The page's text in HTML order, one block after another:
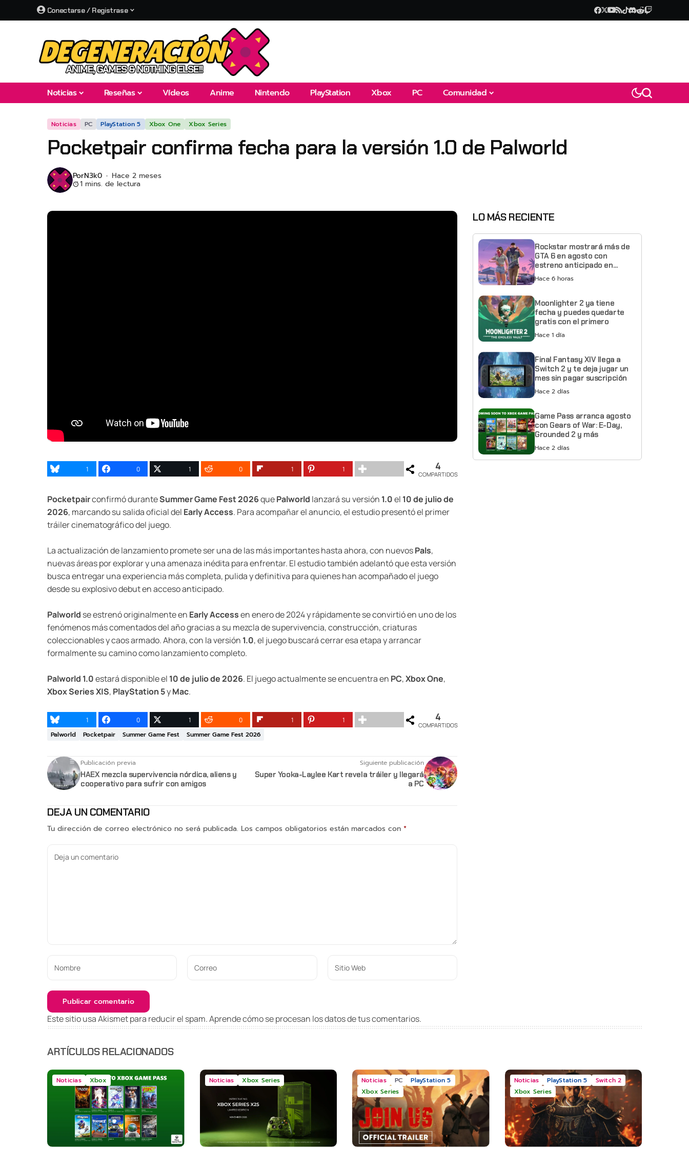
Conectarse / Registrase
Noticias Reseñas Vídeos Anime Nintendo PlayStation Xbox PC Comunidad
Noticias PC PlayStation 5 Xbox One Xbox Series
Pocketpair confirma fecha para la versión 1.0 de Palworld
PorN3k0 Hace 2 meses
1 mins. de lectura
1 0 1 0 1 1 4
COMPARTIDOS
Pocketpairconfirmó duranteSummer Game Fest 2026quePalworld lanzará su versión 1.0el 10 de julio de
2026, marcando su salida oficial del Early Access. Para acompañar el anuncio, el estudio presentó el primer
tráiler cinematográfico del juego.
La actualización de lanzamiento promete ser una de las más importantes hasta ahora, con nuevosPals,
nuevas áreas por explorar y una amenaza inédita para enfrentar. El estudio también adelantó que esta versión
busca entregar una experiencia más completa, pulida y definitiva para quienes han acompañado el juego
desde su explosivo debut en acceso anticipado.
Palworld se estrenó originalmente en Early Accessen enero de 2024 y rápidamente se convirtió en uno de los
fenómenos más comentados del año gracias a su mezcla de supervivencia, construcción, criaturas
coleccionables y caos armado. Ahora, con la versión 1.0, el juego buscará cerrar esa etapa y arrancar
formalmente su camino como lanzamiento completo.
Palworld 1.0estará disponible el 10 de julio de 2026. El juego actualmente se encuentra en PC,Xbox One,
Xbox Series X|S, PlayStation 5yMac.
1 0 1 0 1 1 4
COMPARTIDOS
Palworld Pocketpair Summer Game Fest Summer Game Fest 2026
Publicación previa
HAEX mezcla supervivencia nórdica, aliens y
cooperativo para sufrir con amigos
Siguiente publicación
Super Yooka-Laylee Kart revela tráiler y llegará
a PC
DEJA UN COMENTARIO
Tu dirección de correo electrónico no será publicada. Los campos obligatorios están marcados con *
Este sitio usa Akismet para reducir el spam.Aprende cómo se procesan los datos de tus comentarios.
LO MÁS RECIENTE
Rockstar mostrará más de
GTA 6 en agosto con
estreno anticipado en
Netflix
Hace 6 horas
Moonlighter 2 ya tiene
fecha y puedes quedarte
gratis con el primero
Hace 1 día
Final Fantasy XIV llega a
Switch 2 y te deja jugar un
mes sin pagar suscripción
Hace 2 días
Game Pass arranca agosto
con Gears of War: E-Day,
Grounded 2 y más
Hace 2 días
ARTÍCULOS RELACIONADOS
Noticias Xbox Noticias Xbox Series Noticias PC
PlayStation 5
Xbox Series
Noticias PlayStation 5
Switch 2
Xbox Series